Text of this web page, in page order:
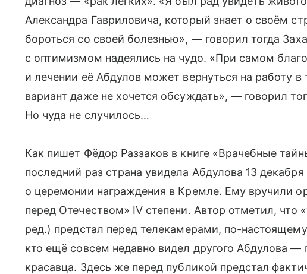
Александра Гавриловича, который знает о своём
бороться со своей болезнью», — говорил тогда
с оптимизмом надеялись на чудо. «При самом
и лечении её Абдулов может вернуться на работу в
вариант даже не хочется обсуждать», — говорил
Но чуда не случилось…
Как пишет Фёдор Раззаков в книге «Врачебные
последний раз страна увидела Абдулова 13
о церемонии награждения в Кремле. Ему вручили
перед Отечеством» IV степени. Автор отметил,
ред.) предстал перед телекамерами, по-
кто ещё совсем недавно видел другого Абдулова —
красавца. Здесь же перед публикой предстал